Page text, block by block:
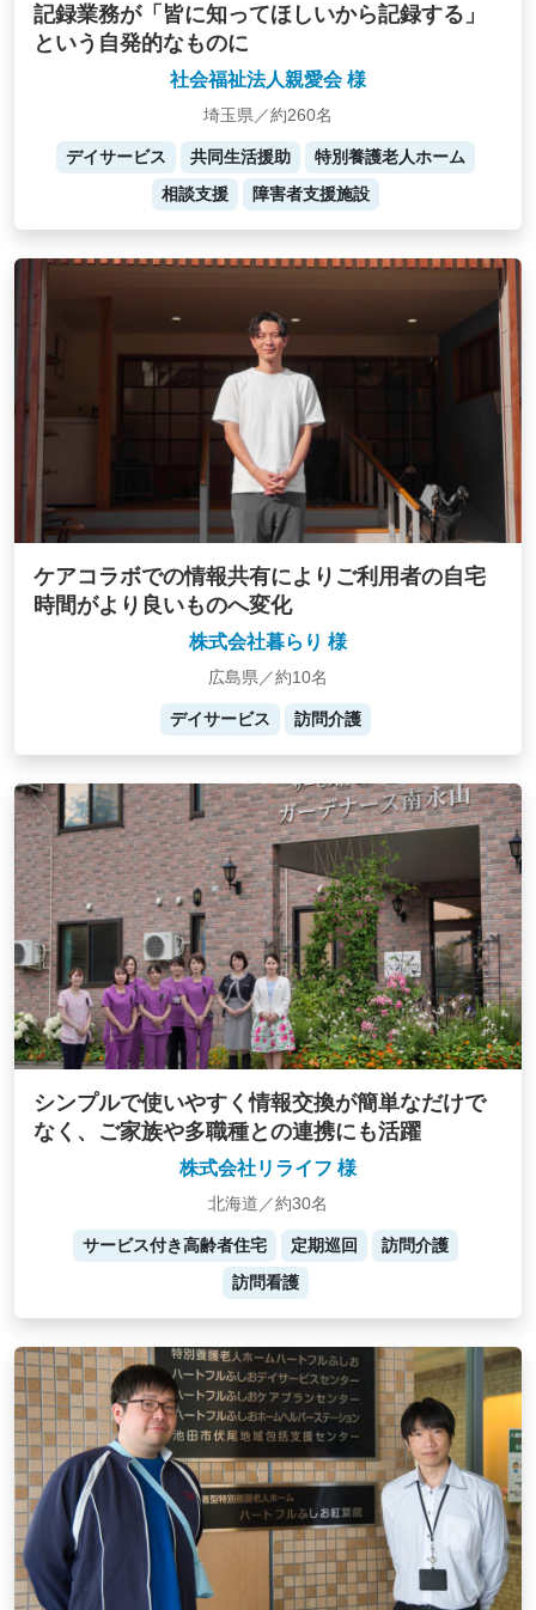
記録業務が「皆に知ってほしいから記録する」
という自発的なものに
社会福祉法人親愛会 様
埼玉県／約260名
デイサービス 共同生活援助
特別養護老人ホーム
相談支援
障害者支援施設
ケアコラボでの情報共有によりご利用者の自宅
時間がより良いものへ変化
株式会社暮らり 様
広島県／約10名
デイサービス 訪問介護
シンプルで使いやすく情報交換が簡単なだけで
なく、ご家族や多職種との連携にも活躍
株式会社リライフ 様
北海道／約30名
サービス付き高齢者住宅 定期巡回
訪問介護
訪問看護